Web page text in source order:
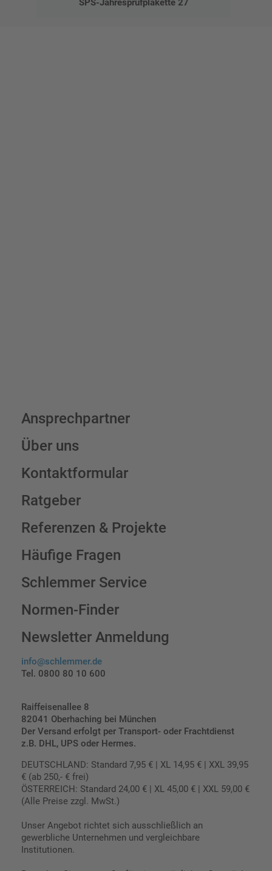
SPS-Jahresprüfplakette 27
Ansprechpartner
Über uns
Kontaktformular
Ratgeber
Referenzen & Projekte
Häufige Fragen
Schlemmer Service
Normen-Finder
Newsletter Anmeldung
info@schlemmer.de
Tel. 0800 80 10 600
Raiffeisenallee 8
82041 Oberhaching bei München
Der Versand erfolgt per Transport- oder Frachtdienst
z.B. DHL, UPS oder Hermes.
DEUTSCHLAND: Standard 7,95 € | XL 14,95 € | XXL 39,95
€ (ab 250,- € frei)
ÖSTERREICH: Standard 24,00 € | XL 45,00 € | XXL 59,00 €
(Alle Preise zzgl. MwSt.)
Unser Angebot richtet sich ausschließlich an
gewerbliche Unternehmen und vergleichbare
Institutionen.